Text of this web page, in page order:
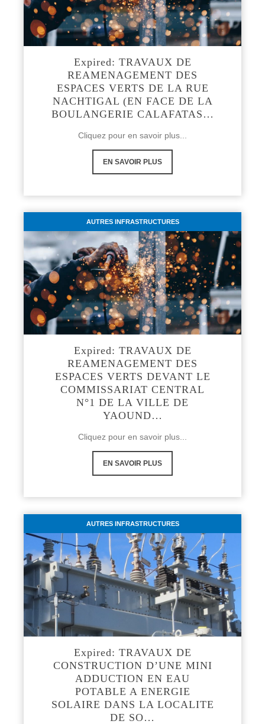
Expired: TRAVAUX DE
REAMENAGEMENT DES
ESPACES VERTS DE LA RUE
NACHTIGAL (EN FACE DE LA
BOULANGERIE CALAFATAS…
Cliquez pour en savoir plus...
EN SAVOIR PLUS
AUTRES INFRASTRUCTURES
Expired: TRAVAUX DE
REAMENAGEMENT DES
ESPACES VERTS DEVANT LE
COMMISSARIAT CENTRAL
N°1 DE LA VILLE DE
YAOUND…
Cliquez pour en savoir plus...
EN SAVOIR PLUS
AUTRES INFRASTRUCTURES
Expired: TRAVAUX DE
CONSTRUCTION D’UNE MINI
ADDUCTION EN EAU
POTABLE A ENERGIE
SOLAIRE DANS LA LOCALITE
DE SO…